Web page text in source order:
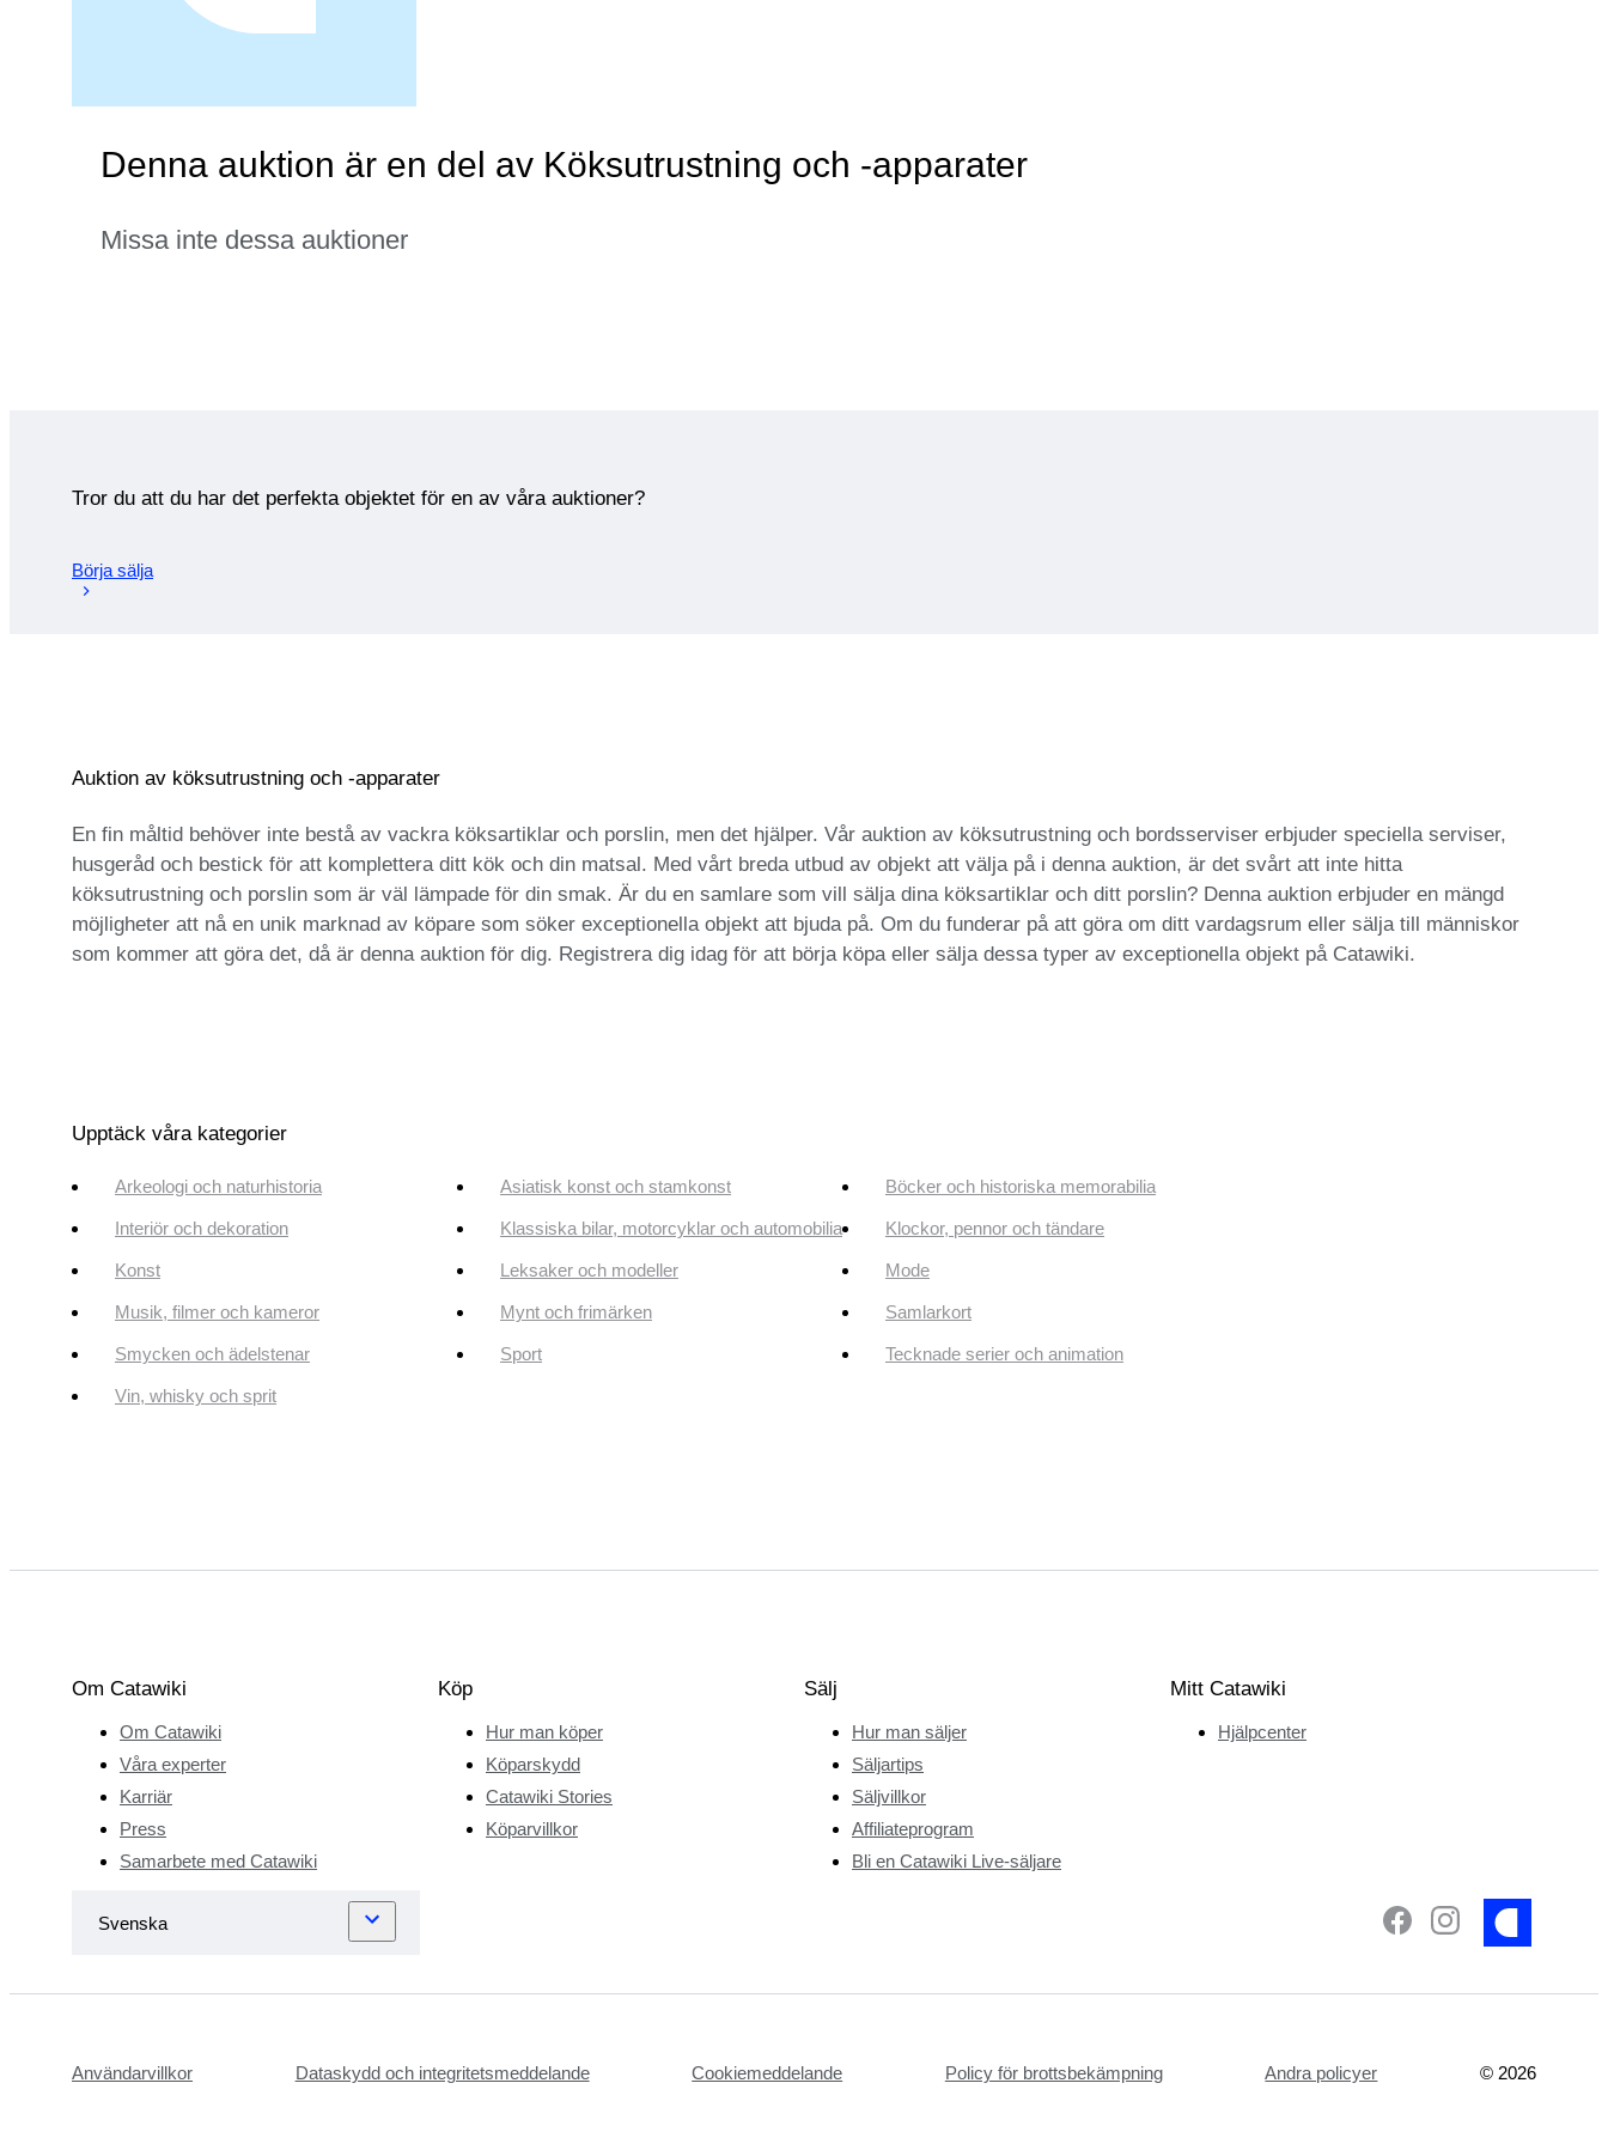
Denna auktion är en del av Köksutrustning och -apparater
Missa inte dessa auktioner
Tror du att du har det perfekta objektet för en av våra auktioner?
Börja sälja
Auktion av köksutrustning och -apparater
En fin måltid behöver inte bestå av vackra köksartiklar och porslin, men det hjälper. Vår auktion av köksutrustning och bordsserviser erbjuder speciella serviser,
husgeråd och bestick för att komplettera ditt kök och din matsal. Med vårt breda utbud av objekt att välja på i denna auktion, är det svårt att inte hitta
köksutrustning och porslin som är väl lämpade för din smak. Är du en samlare som vill sälja dina köksartiklar och ditt porslin? Denna auktion erbjuder en mängd
möjligheter att nå en unik marknad av köpare som söker exceptionella objekt att bjuda på. Om du funderar på att göra om ditt vardagsrum eller sälja till människor
som kommer att göra det, då är denna auktion för dig. Registrera dig idag för att börja köpa eller sälja dessa typer av exceptionella objekt på Catawiki.
Upptäck våra kategorier
Arkeologi och naturhistoria Asiatisk konst och stamkonst Böcker och historiska memorabilia
Interiör och dekoration Klassiska bilar, motorcyklar och automobilia Klockor, pennor och tändare
Konst Leksaker och modeller Mode
Musik, filmer och kameror Mynt och frimärken Samlarkort
Smycken och ädelstenar Sport Tecknade serier och animation
Vin, whisky och sprit
Om Catawiki
Om Catawiki
Våra experter
Karriär
Press
Samarbete med Catawiki
Köp
Hur man köper
Köparskydd
Catawiki Stories
Köparvillkor
Sälj
Hur man säljer
Säljartips
Säljvillkor
Affiliateprogram
Bli en Catawiki Live-säljare
Mitt Catawiki
Hjälpcenter
Användarvillkor Dataskydd och integritetsmeddelande Cookiemeddelande Policy för brottsbekämpning Andra policyer © 2026